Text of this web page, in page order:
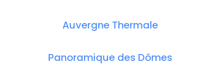
Auvergne Thermale
Panoramique des Dômes